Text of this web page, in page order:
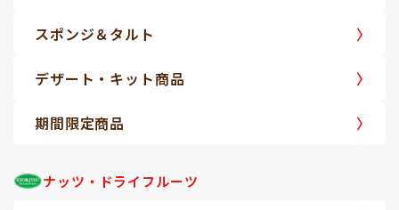
スポンジ＆タルト
デザート・キット商品
期間限定商品
ナッツ・ドライフルーツ